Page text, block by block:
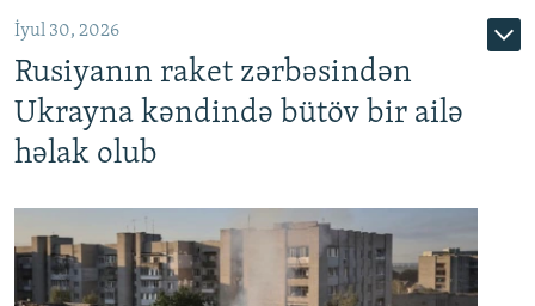
İyul 30, 2026
Rusiyanın raket zərbəsindən
Ukrayna kəndində bütöv bir ailə
həlak olub